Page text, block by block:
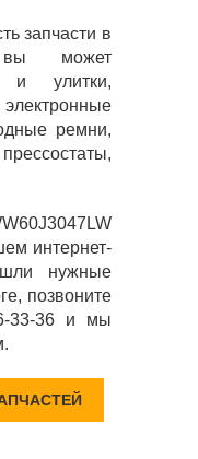
запчасти в
вы может
и улитки,
ремни,
интернет-
нужные
позвоните
33-36 и мы